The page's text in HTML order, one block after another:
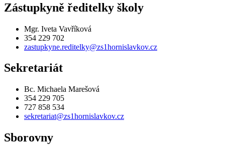
Zástupkyně ředitelky školy
Mgr. Iveta Vavříková
354 229 702
zastupkyne.reditelky@zs1hornislavkov.cz
Sekretariát
Bc. Michaela Marešová
354 229 705
727 858 534
sekretariat@zs1hornislavkov.cz
Sborovny